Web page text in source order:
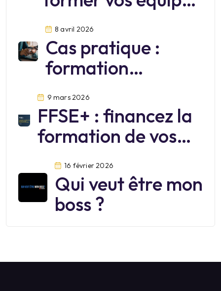
sur Mistral?
8 avril 2026
Cas pratique :
formation
9 mars 2026
FFSE+ : financez la
formation de vos
salariés jusqu’au 30
juin 2026
16 février 2026
Qui veut être mon
boss ?